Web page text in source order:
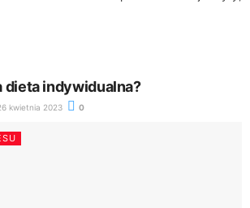
dieta indywidualna?
kwietnia 2023 0